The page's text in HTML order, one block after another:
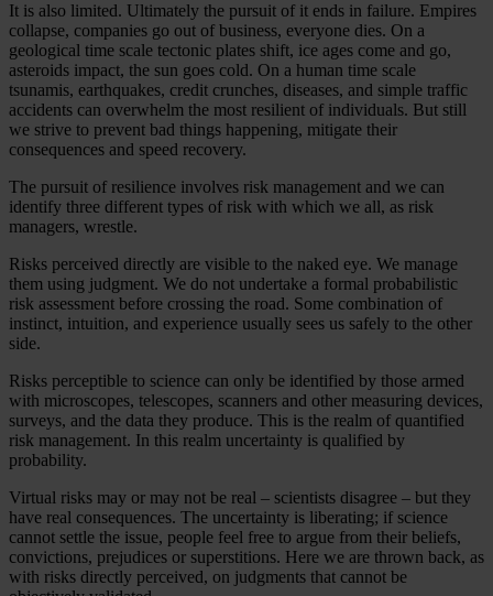
It is also limited. Ultimately the pursuit of it ends in failure. Empires
collapse, companies go out of business, everyone dies. On a
geological time scale tectonic plates shift, ice ages come and go,
asteroids impact, the sun goes cold. On a human time scale
tsunamis, earthquakes, credit crunches, diseases, and simple traffic
accidents can overwhelm the most resilient of individuals. But still
we strive to prevent bad things happening, mitigate their
consequences and speed recovery.
The pursuit of resilience involves risk management and we can
identify three different types of risk with which we all, as risk
managers, wrestle.
Risks perceived directly are visible to the naked eye. We manage
them using judgment. We do not undertake a formal probabilistic
risk assessment before crossing the road. Some combination of
instinct, intuition, and experience usually sees us safely to the other
side.
Risks perceptible to science can only be identified by those armed
with microscopes, telescopes, scanners and other measuring devices,
surveys, and the data they produce. This is the realm of quantified
risk management. In this realm uncertainty is qualified by
probability.
Virtual risks may or may not be real – scientists disagree – but they
have real consequences. The uncertainty is liberating; if science
cannot settle the issue, people feel free to argue from their beliefs,
convictions, prejudices or superstitions. Here we are thrown back, as
with risks directly perceived, on judgments that cannot be